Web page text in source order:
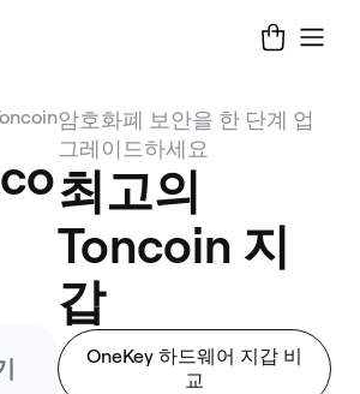
암호화폐 보안을 한 단계 업
그레이드하세요
최고의
Toncoin 지
갑
OneKey 하드웨어 지갑 비
교